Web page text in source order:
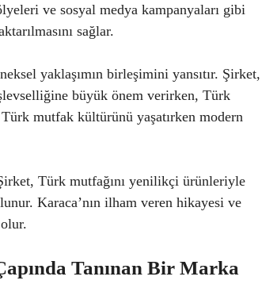
ve sosyal medya kampanyaları gibi
sağlar.
yaklaşımın birleşimini yansıtır. Şirket,
büyük önem verirken, Türk
mutfak kültürünü yaşatırken modern
Türk mutfağını yenilikçi ürünleriyle
Karaca’nın ilham veren hikayesi ve
Tanınan Bir Marka